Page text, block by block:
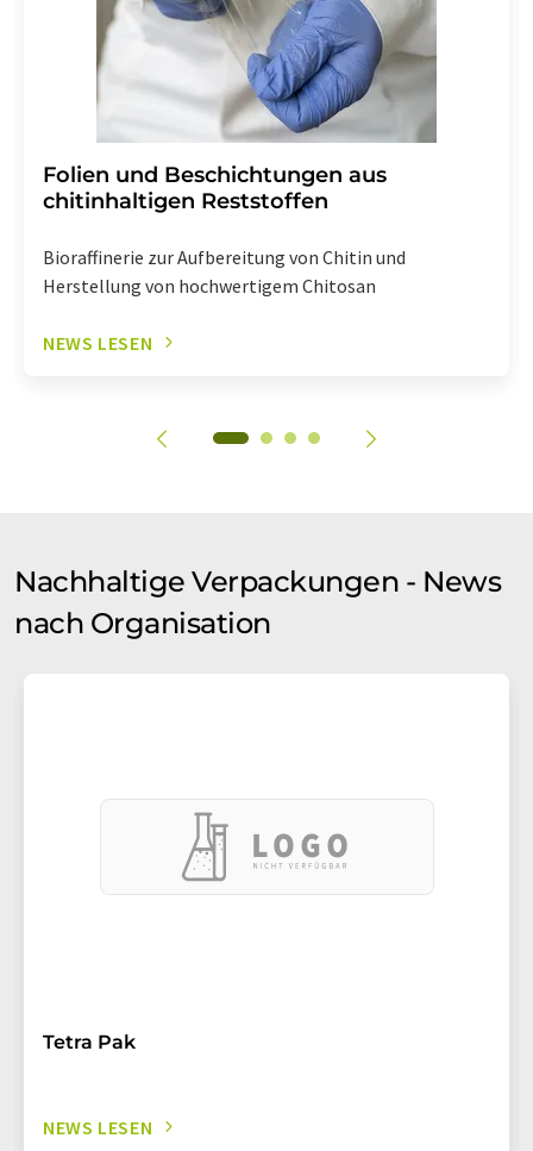
Folien und Beschichtungen aus
chitinhaltigen Reststoffen
Bioraffinerie zur Aufbereitung von Chitin und
Herstellung von hochwertigem Chitosan
NEWS LESEN
Nachhaltige Verpackungen - News
nach Organisation
Tetra Pak
NEWS LESEN